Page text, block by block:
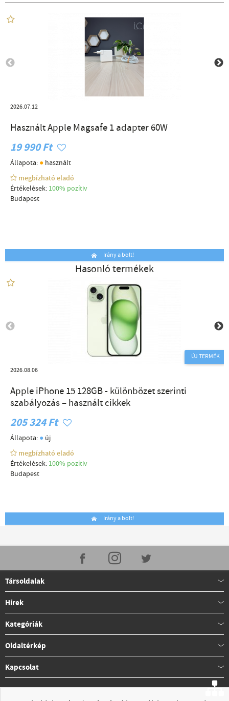
2026.07.12
Használt Apple Magsafe 1 adapter 60W
19 990 Ft
Állapota: ● használt
megbízható eladó
Értékelések: 100% pozítiv
Budapest
Irány a bolt!
Hasonló termékek
ÚJ TERMÉK
2026.08.06
Apple iPhone 15 128GB - különbözet szerinti
szabályozás – használt cikkek
205 324 Ft
Állapota: ● új
megbízható eladó
Értékelések: 100% pozítiv
Budapest
Irány a bolt!
Társoldalak
Hírek
Kategóriák
Oldaltérkép
Kapcsolat